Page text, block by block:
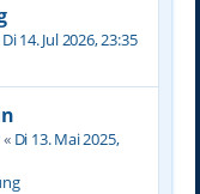
Di 14. Jul 2026, 23:35
« Di 13. Mai 2025,